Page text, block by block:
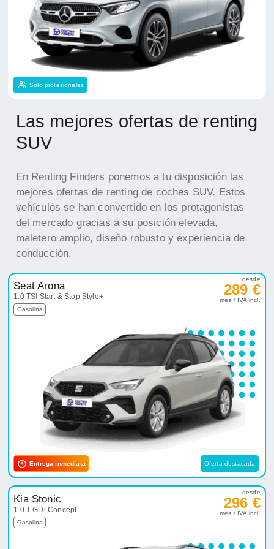
Solo profesionales
Las mejores ofertas de renting
SUV
En Renting Finders ponemos a tu disposición las
mejores ofertas de renting de coches SUV. Estos
vehículos se han convertido en los protagonistas
del mercado gracias a su posición elevada,
maletero amplio, diseño robusto y experiencia de
conducción.
Seat Arona
1.0 TSI Start & Stop Style+
Gasolina
desde
289 €
mes / IVA incl.
Entrega inmediata Oferta destacada
Kia Stonic
1.0 T-GDi Concept
Gasolina
desde
296 €
mes / IVA incl.